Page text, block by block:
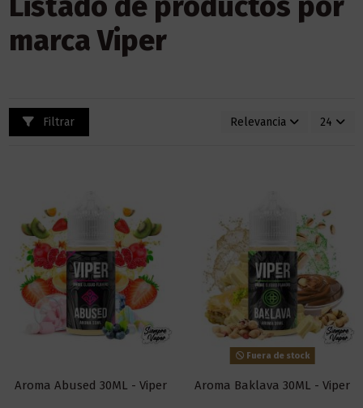
marca Viper
Filtrar Relevancia 24
Aroma Abused 30ML - Viper
Fuera de stock
Aroma Baklava 30ML - Viper